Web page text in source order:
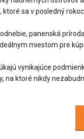
sa v posledný
panenská
miestom pre
vynikajúce
na ktoré nikdy